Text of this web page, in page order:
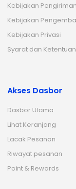
Kebijakan Pengiriman
Kebijakan
Kebijakan Privasi
Syarat dan Ketentuan
Akses Dasbor
Dasbor Utama
Lihat Keranjang
Lacak Pesanan
Riwayat pesanan
Point & Rewards